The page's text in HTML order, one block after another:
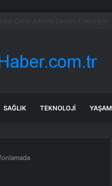
SAĞLIK TEKNOLOJI YAŞAM